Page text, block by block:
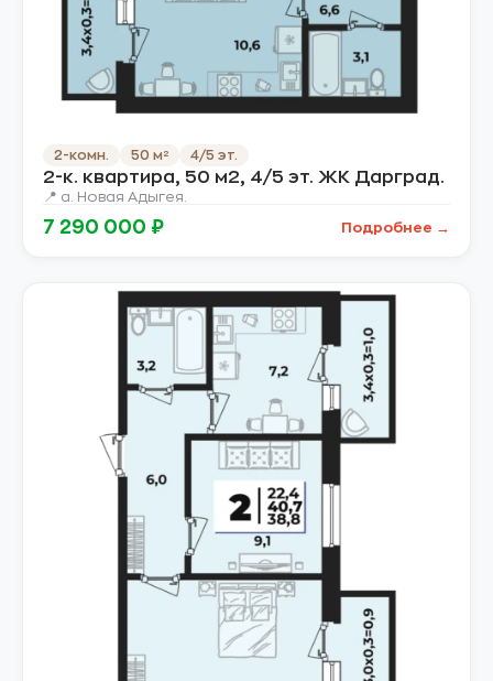
2-комн. 50 м² 4/5 эт.
2-к. квартира, 50 м2, 4/5 эт. ЖК Дарград.
📍 а. Новая Адыгея.
7 290 000 ₽ Подробнее →